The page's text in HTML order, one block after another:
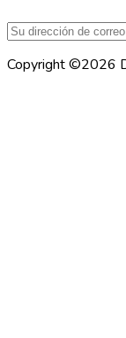
Copyright ©2026